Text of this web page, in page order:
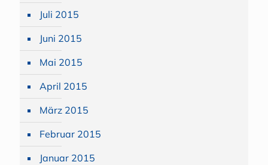
Juli 2015
Juni 2015
Mai 2015
April 2015
März 2015
Februar 2015
Januar 2015